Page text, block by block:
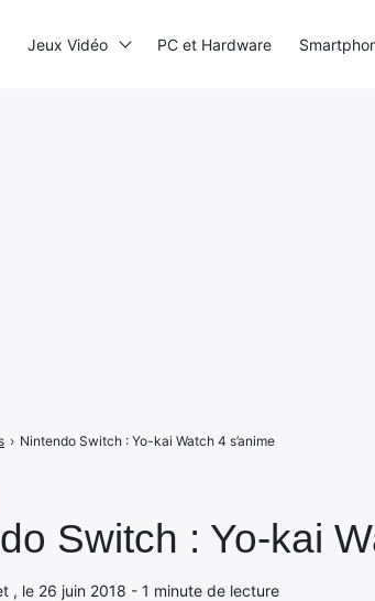
Switch : Yo-kai
, le 26 juin 2018 - 1 minute de lecture
› Nintendo Switch : Yo-kai Watch 4 s’anime
Jeux Vidéo PC et Hardware